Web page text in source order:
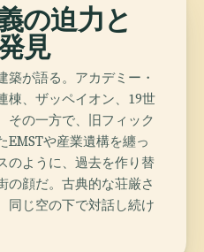
の迫力と
見
築が語る。アカデミー・
棟、ザッペイオン、19世
その一方で、旧フィック
EMSTや産業遺構を纏っ
のように、過去を作り替
の顔だ。古典的な荘厳さ
同じ空の下で対話し続け